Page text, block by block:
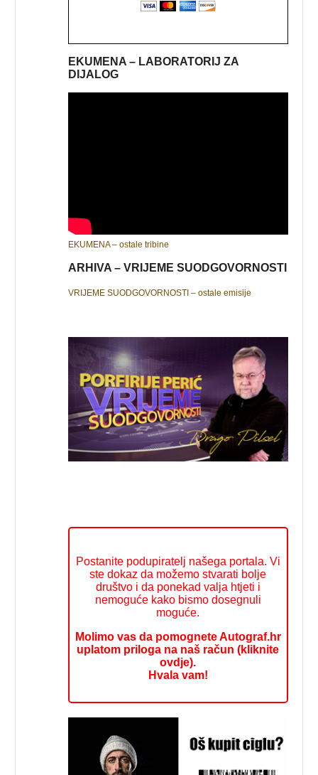
EKUMENA – LABORATORIJ ZA
DIJALOG
EKUMENA – ostale tribine
ARHIVA – VRIJEME SUODGOVORNOSTI
VRIJEME SUODGOVORNOSTI – ostale emisije
Postanite podupiratelj našega portala. Vi
ste dokaz da možemo stvarati bolje
društvo i da ponekad valja htjeti i
nemoguće kako bismo dosegnuli
moguće.
Molimo vas da pomognete Autograf.hr
uplatom priloga na naš račun (kliknite
ovdje).
Hvala vam!